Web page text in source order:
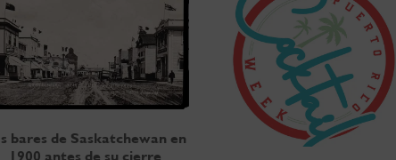
bares de Saskatchewan en
1900 antes de su cierre